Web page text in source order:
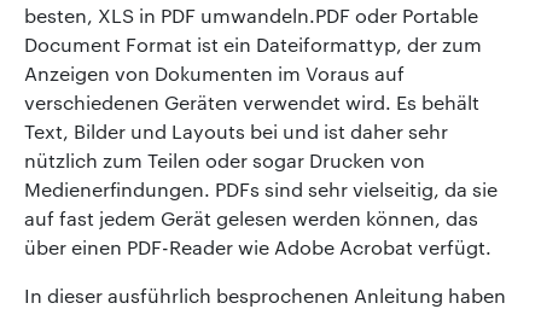
besten, XLS in PDF umwandeln.PDF oder Portable
Document Format ist ein Dateiformattyp, der zum
Anzeigen von Dokumenten im Voraus auf
verschiedenen Geräten verwendet wird. Es behält
Text, Bilder und Layouts bei und ist daher sehr
nützlich zum Teilen oder sogar Drucken von
Medienerfindungen. PDFs sind sehr vielseitig, da sie
auf fast jedem Gerät gelesen werden können, das
über einen PDF-Reader wie Adobe Acrobat verfügt.
In dieser ausführlich besprochenen Anleitung haben